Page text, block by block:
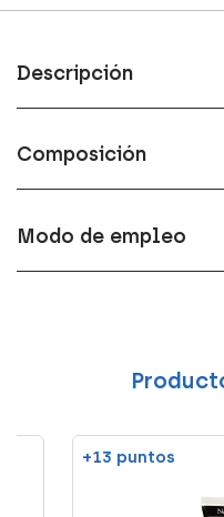
Descripción
Composición
Modo de empleo
+13 puntos